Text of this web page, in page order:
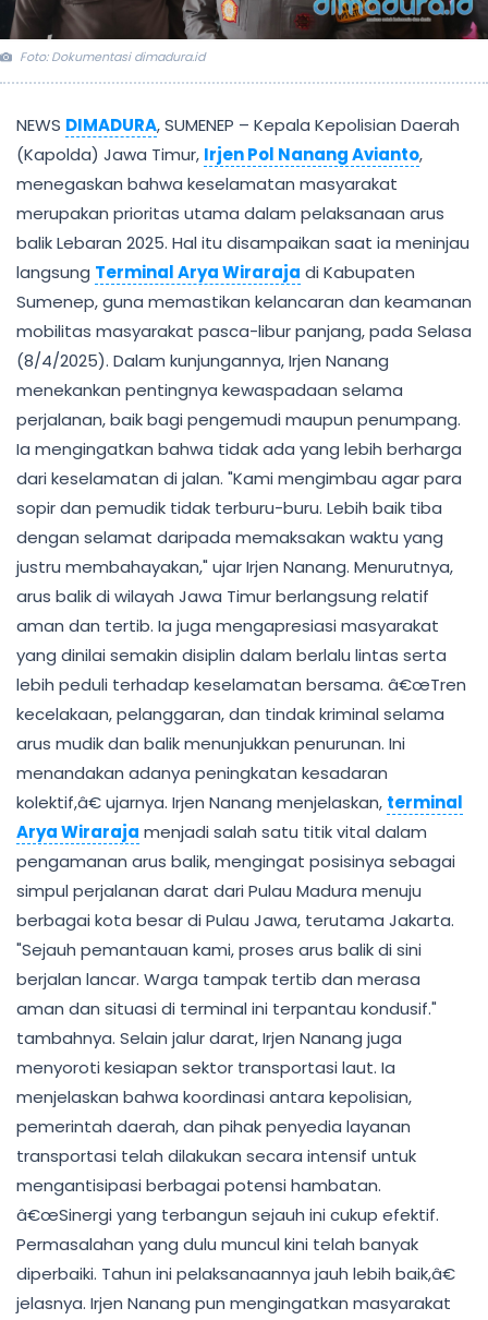
Foto: Dokumentasi dimadura.id
NEWS DIMADURA, SUMENEP – Kepala Kepolisian Daerah
(Kapolda) Jawa Timur, Irjen Pol Nanang Avianto,
menegaskan bahwa keselamatan masyarakat
merupakan prioritas utama dalam pelaksanaan arus
balik Lebaran 2025. Hal itu disampaikan saat ia meninjau
langsung Terminal Arya Wiraraja di Kabupaten
Sumenep, guna memastikan kelancaran dan keamanan
mobilitas masyarakat pasca-libur panjang, pada Selasa
(8/4/2025). Dalam kunjungannya, Irjen Nanang
menekankan pentingnya kewaspadaan selama
perjalanan, baik bagi pengemudi maupun penumpang.
Ia mengingatkan bahwa tidak ada yang lebih berharga
dari keselamatan di jalan. "Kami mengimbau agar para
sopir dan pemudik tidak terburu-buru. Lebih baik tiba
dengan selamat daripada memaksakan waktu yang
justru membahayakan," ujar Irjen Nanang. Menurutnya,
arus balik di wilayah Jawa Timur berlangsung relatif
aman dan tertib. Ia juga mengapresiasi masyarakat
yang dinilai semakin disiplin dalam berlalu lintas serta
lebih peduli terhadap keselamatan bersama. â€œTren
kecelakaan, pelanggaran, dan tindak kriminal selama
arus mudik dan balik menunjukkan penurunan. Ini
menandakan adanya peningkatan kesadaran
kolektif,â€ ujarnya. Irjen Nanang menjelaskan, terminal
Arya Wiraraja menjadi salah satu titik vital dalam
pengamanan arus balik, mengingat posisinya sebagai
simpul perjalanan darat dari Pulau Madura menuju
berbagai kota besar di Pulau Jawa, terutama Jakarta.
"Sejauh pemantauan kami, proses arus balik di sini
berjalan lancar. Warga tampak tertib dan merasa
aman dan situasi di terminal ini terpantau kondusif."
tambahnya. Selain jalur darat, Irjen Nanang juga
menyoroti kesiapan sektor transportasi laut. Ia
menjelaskan bahwa koordinasi antara kepolisian,
pemerintah daerah, dan pihak penyedia layanan
transportasi telah dilakukan secara intensif untuk
mengantisipasi berbagai potensi hambatan.
â€œSinergi yang terbangun sejauh ini cukup efektif.
Permasalahan yang dulu muncul kini telah banyak
diperbaiki. Tahun ini pelaksanaannya jauh lebih baik,â€
jelasnya. Irjen Nanang pun mengingatkan masyarakat